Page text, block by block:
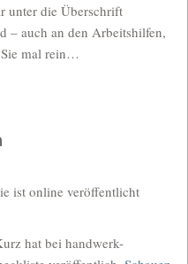
unter die Überschrift
– auch an den Arbeitshilfen,
mal rein…
ist online veröffentlicht
hat bei handwerk-